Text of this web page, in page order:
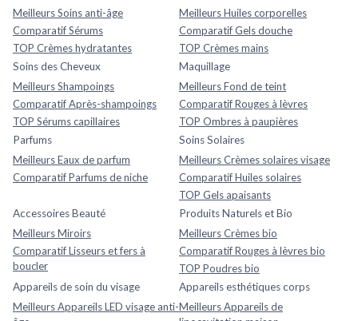
Meilleurs Soins anti-âge
Comparatif Sérums
TOP Crèmes hydratantes
Meilleurs Huiles corporelles
Comparatif Gels douche
TOP Crèmes mains
Soins des Cheveux
Meilleurs Shampoings
Comparatif Après-shampoings
TOP Sérums capillaires
Maquillage
Meilleurs Fond de teint
Comparatif Rouges à lèvres
TOP Ombres à paupières
Parfums
Meilleurs Eaux de parfum
Comparatif Parfums de niche
Soins Solaires
Meilleurs Crèmes solaires visage
Comparatif Huiles solaires
TOP Gels apaisants
Accessoires Beauté
Meilleurs Miroirs
Comparatif Lisseurs et fers à
boucler
Produits Naturels et Bio
Meilleurs Crèmes bio
Comparatif Rouges à lèvres bio
TOP Poudres bio
Appareils de soin du visage
Meilleurs Appareils LED visage anti-
Appareils esthétiques corps
Meilleurs Appareils de